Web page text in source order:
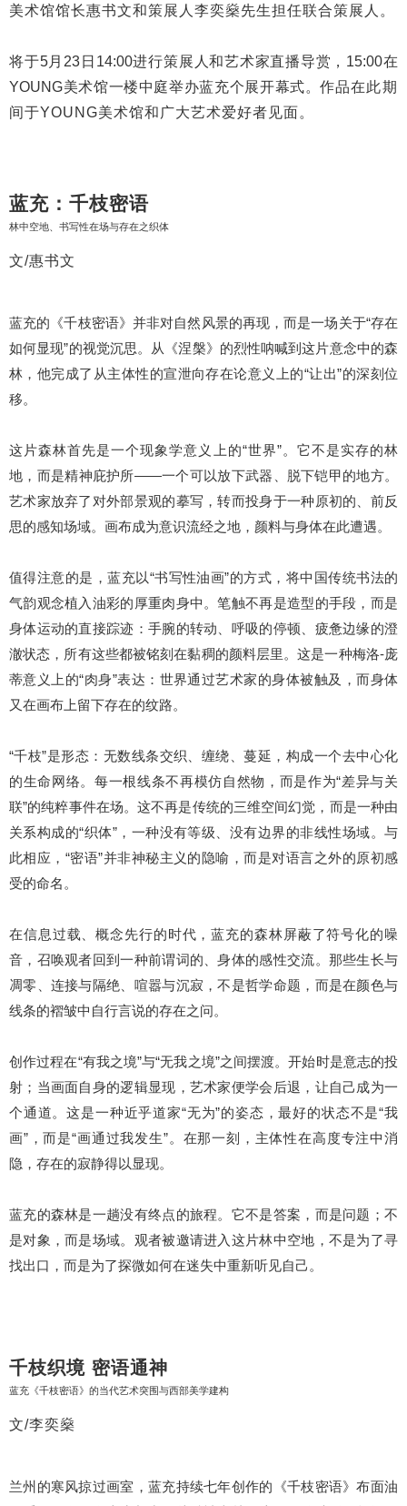
美术馆馆长惠书文和策展人李奕燊先生担任联合策展人。
将于5月23日14:00进行策展人和艺术家直播导赏，15:00在
YOUNG美术馆一楼中庭举办蓝充个展开幕式。作品在此期
间于YOUNG美术馆和广大艺术爱好者见面。
蓝充：千枝密语
林中空地、书写性在场与存在之织体
文/惠书文
蓝充的《千枝密语》并非对自然风景的再现，而是一场关于“存在
如何显现”的视觉沉思。
从《涅槃》的烈性呐喊到这片意念中的森
林，他完成了从主体性的宣泄向存在论意义上的“让出”的深刻位
移。
这片森林首先是一个现象学意义上的“世界”。 它不是实存的林
地，而是精神庇护所——一个可以放下武器、脱下铠甲的地方。
艺术家放弃了对外部景观的摹写，转而投身于一种原初的、前反
思的感知场域。 画布成为意识流经之地，颜料与身体在此遭遇。
值得注意的是，蓝充以“书写性油画”的方式，将中国传统书法的
气韵观念植入油彩的厚重肉身中。笔触不再是造型的手段，而是
身体运动的直接踪迹：手腕的转动、呼吸的停顿、疲惫边缘的澄
澈状态，所有这些都被铭刻在黏稠的颜料层里。这是一种梅洛-庞
蒂意义上的“肉身”表达：世界通过艺术家的身体被触及，而身体
又在画布上留下存在的纹路。
“千枝”是形态：无数线条交织、缠绕、蔓延，构成一个去中心化
的生命网络。 每一根线条不再模仿自然物，而是作为“差异与关
联”的纯粹事件在场。这不再是传统的三维空间幻觉，而是一种由
关系构成的“织体”，一种没有等级、没有边界的非线性场域。 与
此相应，“密语”并非神秘主义的隐喻，而是对语言之外的原初感
受的命名。
在信息过载、概念先行的时代，蓝充的森林屏蔽了符号化的噪
音，召唤观者回到一种前谓词的、身体的感性交流。 那些生长与
凋零、连接与隔绝、喧嚣与沉寂，不是哲学命题，而是在颜色与
线条的褶皱中自行言说的存在之问。
创作过程在“有我之境”与“无我之境”之间摆渡。开始时是意志的投
射； 当画面自身的逻辑显现，艺术家便学会后退，让自己成为一
个通道。这是一种近乎道家“无为”的姿态，最好的状态不是“我
画”，而是“画通过我发生”。 在那一刻，主体性在高度专注中消
隐，存在的寂静得以显现。
蓝充的森林是一趟没有终点的旅程。 它不是答案，而是问题； 不
是对象，而是场域。 观者被邀请进入这片林中空地，不是为了寻
找出口，而是为了探微如何在迷失中重新听见自己。
千枝织境 密语通神
蓝充《千枝密语》的当代艺术突围与西部美学建构
文/李奕燊
兰州的寒风掠过画室，蓝充持续七年创作的《千枝密语》布面油